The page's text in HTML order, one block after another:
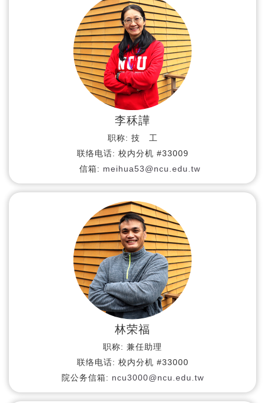
李秝譁
职称: 技 工
联络电话: 校内分机 #33009
信箱: meihua53@ncu.edu.tw
林荣福
职称: 兼任助理
联络电话: 校内分机 #33000
院公务信箱: ncu3000@ncu.edu.tw